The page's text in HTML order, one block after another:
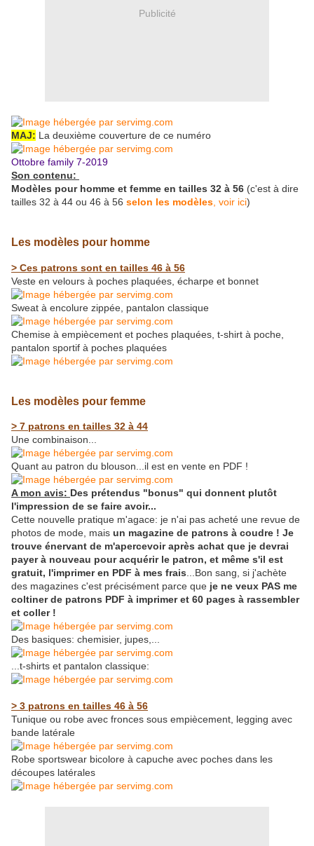
Publicité
MAJ: La deuxième couverture de ce numéro
Ottobre family 7-2019
Son contenu:
Modèles pour homme et femme en tailles 32 à 56 (c'est à dire
tailles 32 à 44 ou 46 à 56 selon les modèles , voir ici)
Les modèles pour homme
> Ces patrons sont en tailles 46 à 56
Veste en velours à poches plaquées, écharpe et bonnet
Sweat à encolure zippée, pantalon classique
Chemise à empiècement et poches plaquées, t-shirt à poche,
pantalon sportif à poches plaquées
Les modèles pour femme
> 7 patrons en tailles 32 à 44
Une combinaison...
Quant au patron du blouson...il est en vente en PDF !
A mon avis: Des prétendus "bonus" qui donnent plutôt
l'impression de se faire avoir...
Cette nouvelle pratique m'agace: je n'ai pas acheté une revue de
photos de mode, mais un magazine de patrons à coudre ! Je
trouve énervant de m'apercevoir après achat que je devrai
payer à nouveau pour acquérir le patron, et même s'il est
gratuit, l'imprimer en PDF à mes frais...Bon sang, si j'achète
des magazines c'est précisément parce que je ne veux PAS me
coltiner de patrons PDF à imprimer et 60 pages à rassembler
et coller !
Des basiques: chemisier, jupes,...
...t-shirts et pantalon classique:
> 3 patrons en tailles 46 à 56
Tunique ou robe avec fronces sous empiècement, legging avec
bande latérale
Robe sportswear bicolore à capuche avec poches dans les
découpes latérales